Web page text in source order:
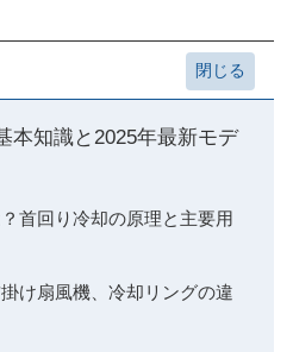
本知識と2025年最新モデ
首回り冷却の原理と主要用
け扇風機、冷却リングの違